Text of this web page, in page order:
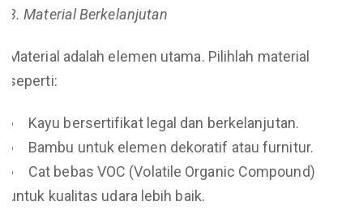
3. Material Berkelanjutan
Material adalah elemen utama. Pilihlah material
seperti:
Kayu bersertifikat legal dan berkelanjutan.
Bambu untuk elemen dekoratif atau furnitur.
Cat bebas VOC (Volatile Organic Compound)
untuk kualitas udara lebih baik.